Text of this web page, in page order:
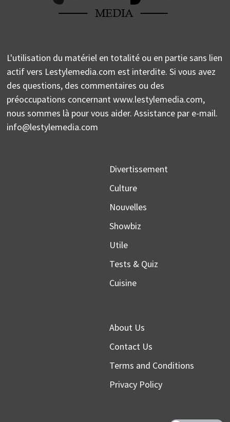
L'utilisation du matériel en totalité ou en partie sans lien
actif vers Lestylemedia.com est interdite. Si vous avez
des questions, des commentaires ou des
préoccupations concernant www.lestylemedia.com,
nous sommes là pour vous aider. Assistance par e-mail.
info@lestylemedia.com
Divertissement
Culture
Nouvelles
Showbiz
Utile
Tests & Quiz
Cuisine
About Us
Contact Us
Terms and Conditions
Privacy Policy